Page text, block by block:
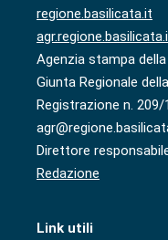
regione.basilicata.it
Agenzia stampa della
Giunta Regionale
Registrazione n.
Direttore
Redazione
Link utili